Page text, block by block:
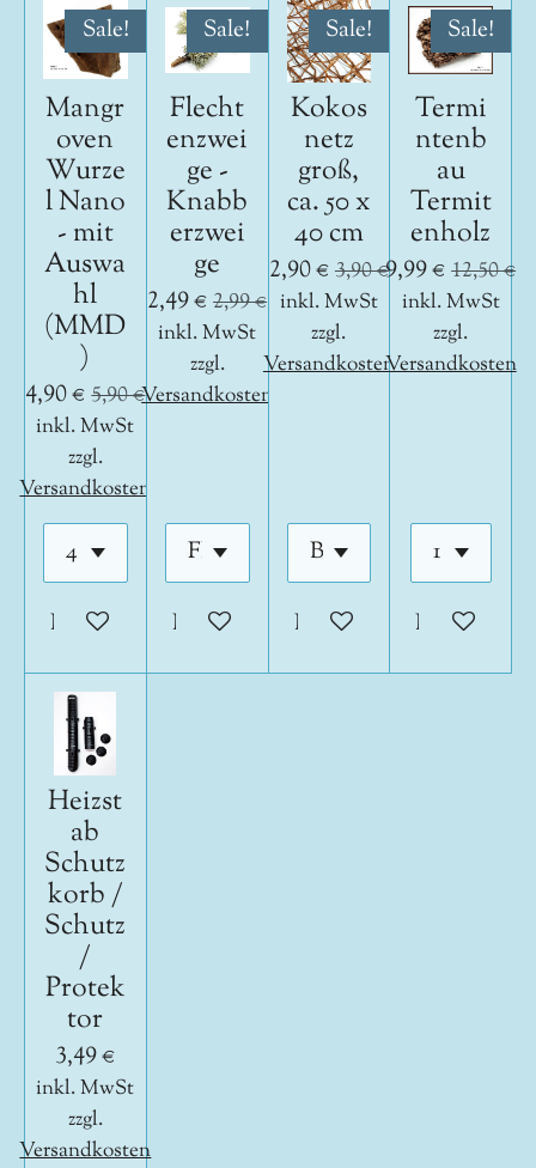
Sale!
Mangr
oven
Wurze
l Nano
- mit
Auswa
hl
(MMD
)
4,90 € 5,90 €
inkl. MwSt
zzgl.
Versandkosten
In den Warenkorb
Sale!
Flecht
enzwei
ge -
Knabb
erzwei
ge
2,49 € 2,99 €
inkl. MwSt
zzgl.
Versandkosten
In den Warenkorb
Sale!
Kokos
netz
groß,
ca. 50 x
40 cm
2,90 € 3,90 €
inkl. MwSt
zzgl.
Versandkosten
In den Warenkorb
Sale!
Termi
ntenb
au
Termit
enholz
9,99 € 12,50 €
inkl. MwSt
zzgl.
Versandkosten
In den
Heizst
ab
Schutz
korb /
Schutz
/
Protek
tor
3,49 €
inkl. MwSt
zzgl.
Versandkosten